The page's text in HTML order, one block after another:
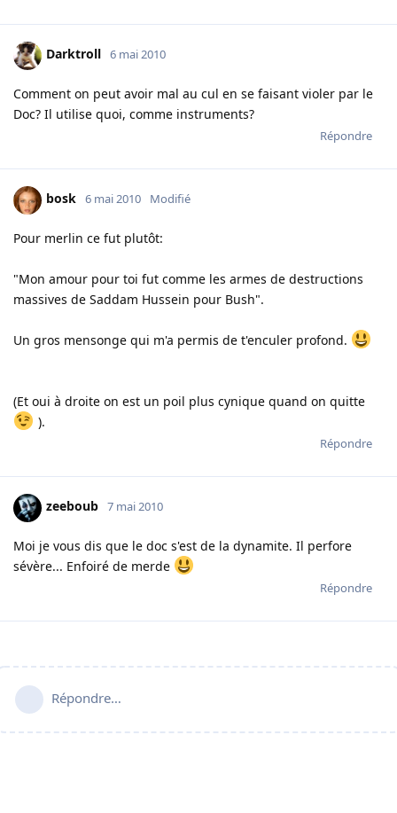
Darktroll 6 mai 2010
Comment on peut avoir mal au cul en se faisant violer par le
Doc? Il utilise quoi, comme instruments?
Répondre
bosk 6 mai 2010 Modifié
Pour merlin ce fut plutôt:
"Mon amour pour toi fut comme les armes de destructions
massives de Saddam Hussein pour Bush".
Un gros mensonge qui m'a permis de t'enculer profond.
(Et oui à droite on est un poil plus cynique quand on quitte
).
Répondre
zeeboub 7 mai 2010
Moi je vous dis que le doc s'est de la dynamite. Il perfore
sévère... Enfoiré de merde
Répondre
Répondre…